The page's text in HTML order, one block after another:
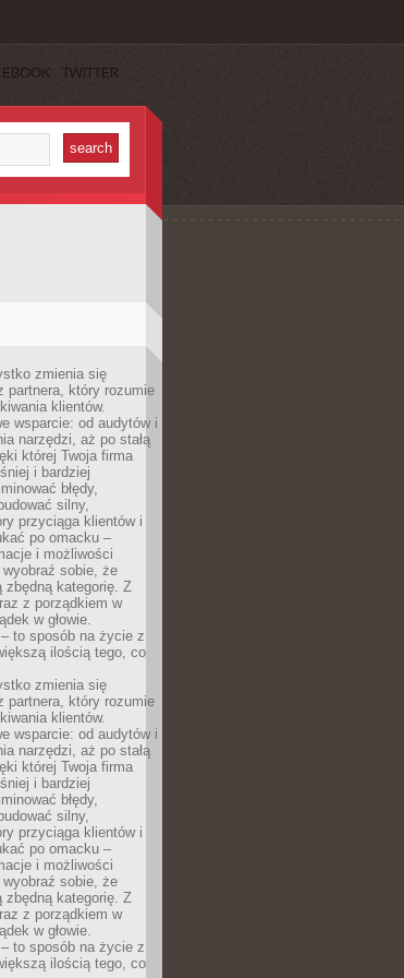
TWITTER
zmienia się
partnera, który rozumie
klientów.
wsparcie: od audytów i
narzędzi, aż po stałą
której Twoja firma
i bardziej
błędy,
silny,
przyciąga klientów i
po omacku –
i możliwości
wyobraź sobie, że
kategorię. Z
z porządkiem w
w głowie.
to sposób na życie z
ilością tego, co
zmienia się
partnera, który rozumie
klientów.
wsparcie: od audytów i
narzędzi, aż po stałą
której Twoja firma
i bardziej
błędy,
silny,
przyciąga klientów i
po omacku –
i możliwości
wyobraź sobie, że
kategorię. Z
z porządkiem w
w głowie.
to sposób na życie z
ilością tego, co